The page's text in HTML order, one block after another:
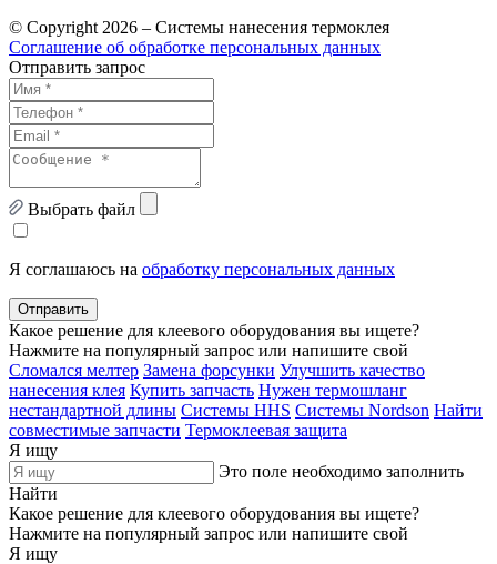
© Copyright 2026 – Системы нанесения термоклея
Соглашение об обработке персональных данных
Отправить запрос
Выбрать файл
Я соглашаюсь на обработку персональных данных
Отправить
Какое решение для клеевого оборудования вы ищете?
Нажмите на популярный запрос или напишите свой
Сломался мелтер Замена форсунки Улучшить качество
нанесения клея Купить запчасть Нужен термошланг
нестандартной длины Системы HHS Системы Nordson Найти
совместимые запчасти Термоклеевая защита
Я ищу
Это поле необходимо заполнить
Найти
Какое решение для клеевого оборудования вы ищете?
Нажмите на популярный запрос или напишите свой
Я ищу